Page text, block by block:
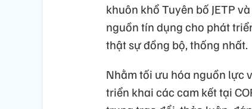
khuôn khổ Tuyên bố JETP
nguồn tín dụng cho phát
thật sự đồng bộ, thống nhất.
Nhằm tối ưu hóa nguồn lực
triển khai các cam kết tại